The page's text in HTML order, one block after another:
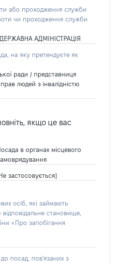
або проходження служби
чи проходження служби
АДМІНІСТРАЦІЯ
на яку претендуєте як
ради / представниця
людей з інвалідністю
якщо це вас
в органах місцевого
застосовується]
осіб, які займають
становище,
«Про запобігання
посад, пов'язаних з